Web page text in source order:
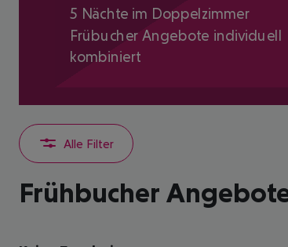
5 Nächte im Doppelzimmer
Frübucher Angebote individuell
kombiniert
Alle Filter
Frühbucher